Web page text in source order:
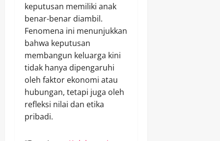
keputusan memiliki anak
benar-benar diambil.
Fenomena ini menunjukkan
bahwa keputusan
membangun keluarga kini
tidak hanya dipengaruhi
oleh faktor ekonomi atau
hubungan, tetapi juga oleh
refleksi nilai dan etika
pribadi.